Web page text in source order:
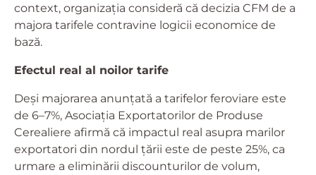
context, organizația consideră că decizia CFM de a
majora tarifele contravine logicii economice de
bază.
Efectul real al noilor tarife
Deși majorarea anunțată a tarifelor feroviare este
de 6–7%, Asociația Exportatorilor de Produse
Cerealiere afirmă că impactul real asupra marilor
exportatori din nordul țării este de peste 25%, ca
urmare a eliminării discounturilor de volum,